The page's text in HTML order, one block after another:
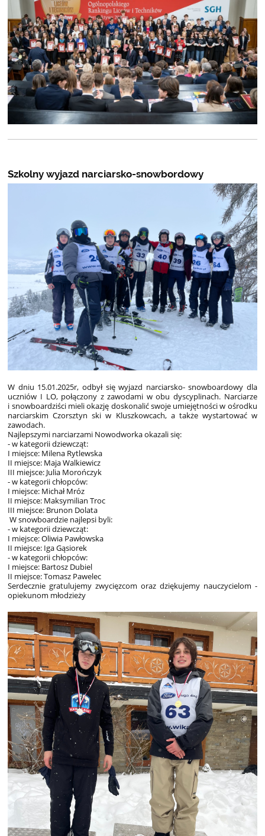
Szkolny wyjazd narciarsko-snowbordowy
W dniu 15.01.2025r, odbył się wyjazd narciarsko- snowboardowy dla
uczniów I LO, połączony z zawodami w obu dyscyplinach. Narciarze
i snowboardziści mieli okazję doskonalić swoje umiejętności w ośrodku
narciarskim Czorsztyn ski w Kluszkowcach, a także wystartować w
zawodach.
Najlepszymi narciarzami Nowodworka okazali się:
- w kategorii dziewcząt:
I miejsce: Milena Rytlewska
II miejsce: Maja Walkiewicz
III miejsce: Julia Morończyk
- w kategorii chłopców:
I miejsce: Michał Mróz
II miejsce: Maksymilian Troc
III miejsce: Brunon Dolata
W snowboardzie najlepsi byli:
- w kategorii dziewcząt:
I miejsce: Oliwia Pawłowska
II miejsce: Iga Gąsiorek
- w kategorii chłopców:
I miejsce: Bartosz Dubiel
II miejsce: Tomasz Pawelec
Serdecznie gratulujemy zwycięzcom oraz dziękujemy nauczycielom -
opiekunom młodzieży